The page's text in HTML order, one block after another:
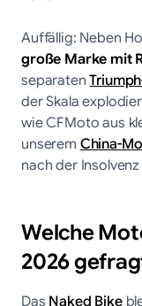
Auffällig: Neben
große Marke mit
separaten
der Skala
wie CFMoto aus
unseremChina-
nach der
Welche
2026
DasNaked Bike